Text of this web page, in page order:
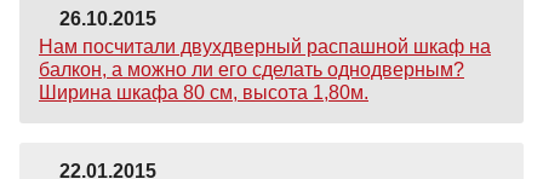
26.10.2015
Нам посчитали двухдверный распашной шкаф на
балкон, а можно ли его сделать однодверным?
Ширина шкафа 80 см, высота 1,80м.
22.01.2015